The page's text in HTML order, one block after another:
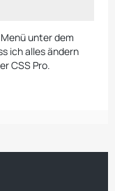
unter dem
ich alles ändern
CSS Pro.